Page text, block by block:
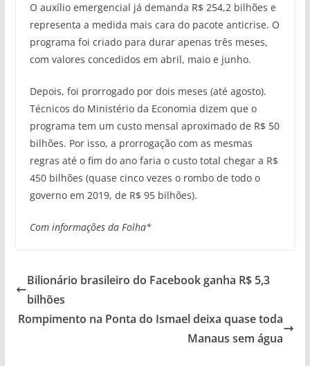
O auxílio emergencial já demanda R$ 254,2 bilhões e
representa a medida mais cara do pacote anticrise. O
programa foi criado para durar apenas três meses,
com valores concedidos em abril, maio e junho.
Depois, foi prorrogado por dois meses (até agosto).
Técnicos do Ministério da Economia dizem que o
programa tem um custo mensal aproximado de R$ 50
bilhões. Por isso, a prorrogação com as mesmas
regras até o fim do ano faria o custo total chegar a R$
450 bilhões (quase cinco vezes o rombo de todo o
governo em 2019, de R$ 95 bilhões).
Com informações da Folha*
Bilionário brasileiro do Facebook ganha R$ 5,3
bilhões
Rompimento na Ponta do Ismael deixa quase toda
Manaus sem água